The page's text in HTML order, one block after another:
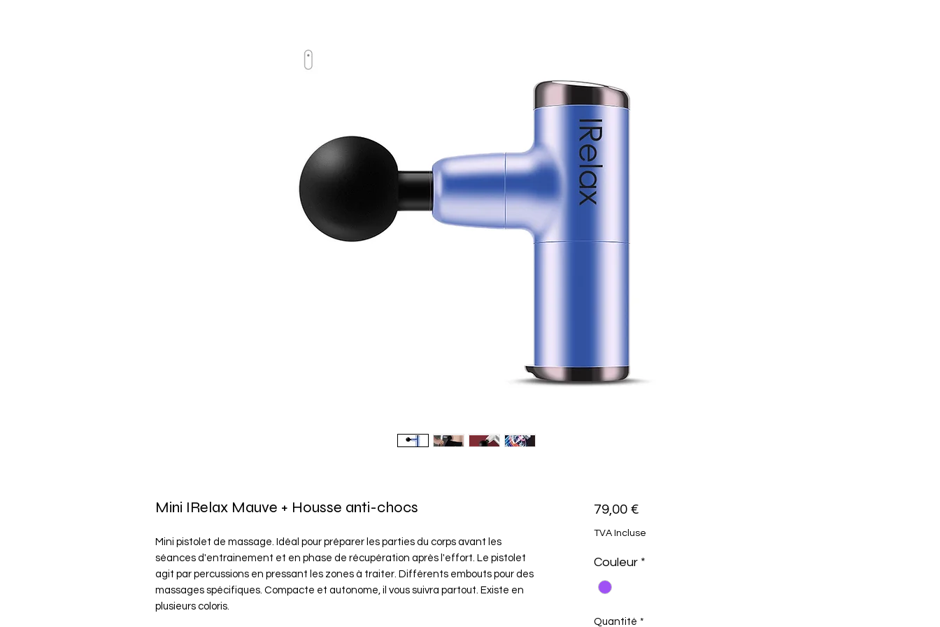
Mini IRelax Mauve + Housse anti-chocs
Mini pistolet de massage. Idéal pour préparer les parties du corps avant les
séances d'entrainement et en phase de récupération après l'effort. Le pistolet
agit par percussions en pressant les zones à traiter. Différents embouts pour des
massages spécifiques. Compacte et autonome, il vous suivra partout. Existe en
plusieurs coloris.
79,00 €Prix
TVA Incluse
Couleur *
Quantité *